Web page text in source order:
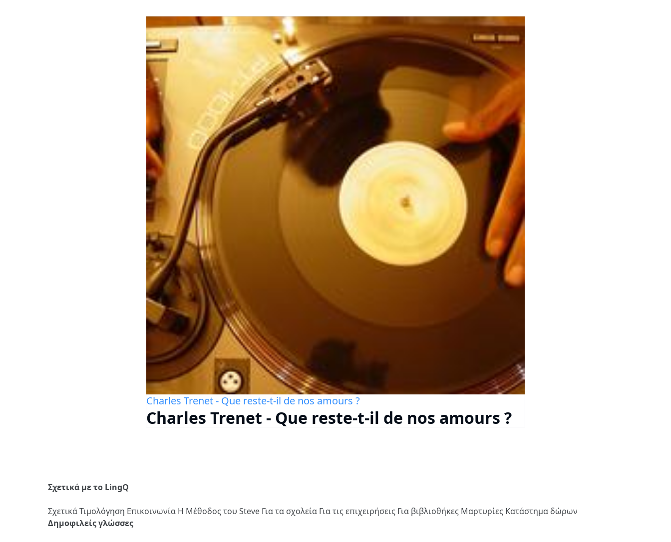
Charles Trenet - Que reste-t-il de nos amours ?
Charles Trenet - Que reste-t-il de nos amours ?
Σχετικά με το LingQ
ΣχετικάΤιμολόγηση Επικοινωνία Η Μέθοδος του Steve Για τα σχολεία Για τις επιχειρήσεις Για βιβλιοθήκες Μαρτυρίες Κατάστημα δώρων
Δημοφιλείς γλώσσες